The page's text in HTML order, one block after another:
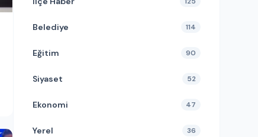
Belediye 114
Eğitim 90
Siyaset 52
Ekonomi 47
Yerel 36